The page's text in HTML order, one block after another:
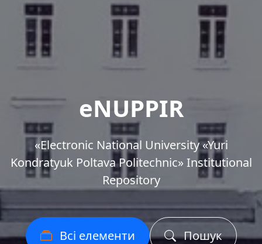
eNUPPIR
«Еlectronic National University «Yuri
Kondratyuk Poltava Politechnic» Institutional
Repository
Всі елементи Пошук